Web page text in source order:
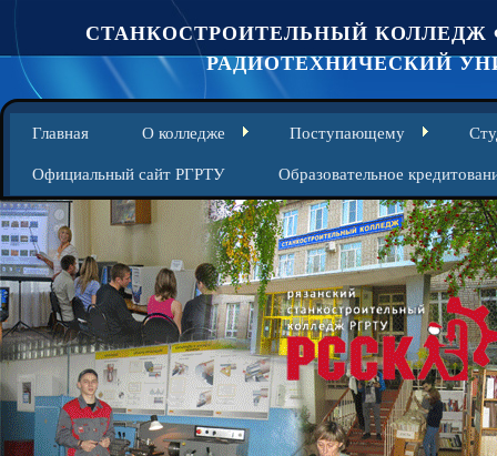
СТАНКОСТРОИТЕЛЬНЫЙ КОЛЛЕДЖ
РАДИОТЕХНИЧЕСКИЙ
Главная О колледже Поступающему
Официальный сайт РГРТУ Образовательное